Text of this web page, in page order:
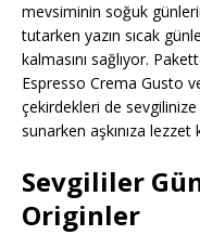
mevsiminin soğuk
tutarken yazın sıcak
kalmasını sağlıyor.
Espresso Crema Gusto
çekirdekleri de
sunarken aşkınıza lezzet
Sevgililer
Originler